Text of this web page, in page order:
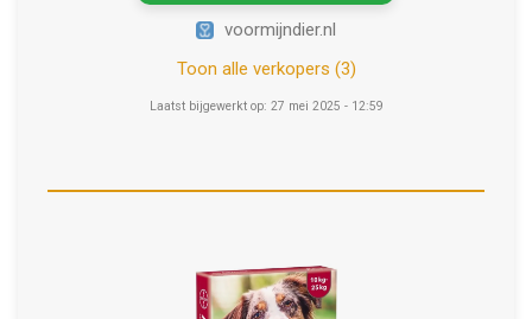
voormijndier.nl
Toon alle verkopers (3)
Laatst bijgewerkt op: 27 mei 2025 - 12:59